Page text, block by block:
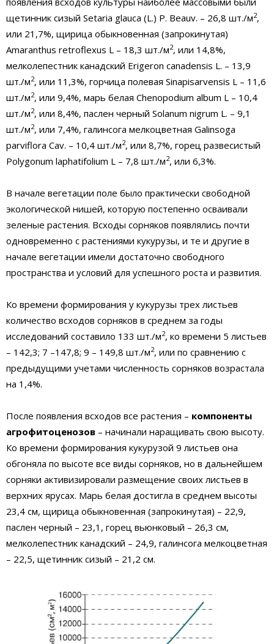
щетинник сизый Setaria glauca (L.) P. Beauv. – 26,8 шт./м2,
или 21,7%, щирица обыкновенная (запрокинутая)
Аmаranthus retroflexus L – 18,3 шт./м2, или 14,8%,
мелколепестник канадский Erigeron canadensis L. – 13,9
шт./м2, или 11,3%, горчица полевая Sinapisarvensis L – 11,6
шт./м2, или 9,4%, марь белая Chenopodium album L – 10,4
шт./м2, или 8,4%, паслен черный Solanum nigrum L. – 9,1
шт./м2, или 7,4%, галинсога мелкоцветная Galinsoga
parviflora Cav. – 10,4 шт./м2, или 8,7%, горец развесистый
Polygonum laphatifolium L – 7,8 шт./м2, или 6,3%.
В начале вегетации поле было практически свободной
экологической нишей, которую постепенно осваивали
зеленые растения. Всходы сорняков появлялись почти
одновременно с растениями кукурузы, и те и другие в
начале вегетации имели достаточно свободного
пространства и условий для успешного роста и развития.
Ко времени формирования у кукурузы трех листьев
количество всходов сорняков в среднем за годы
исследований составило 133 шт./м2, ко времени 5 листьев
– 142,3; 7 –147,8; 9 – 149,8 шт./м2, или по сравнению с
предыдущими учетами численность сорняков возрастала
на 1,4%.
После появления всходов все растения – компоненты
агрофитоценозов – начинали наращивать свою высоту.
Ко времени формирования кукурузой 9 листьев она
обгоняла по высоте все виды сорняков, но в дальнейшем
сорняки активизировали размещение своих листьев в
верхних ярусах. Марь белая достигла в среднем высоты
23,4 см, щирица обыкновенная (запрокинутая) – 22,9,
паслен черный – 23,1, горец вьюнковый – 26,3 см,
мелколепестник канадский – 24,9, галинсога мелкоцветная
– 22,5, щетинник сизый – 21,2 см.